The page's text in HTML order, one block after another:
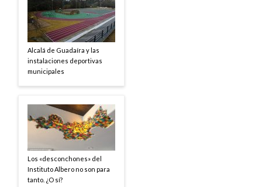
Alcalá de Guadaíra y las
instalaciones deportivas
municipales
Los «desconchones» del
Instituto Albero no son para
tanto. ¿O sí?